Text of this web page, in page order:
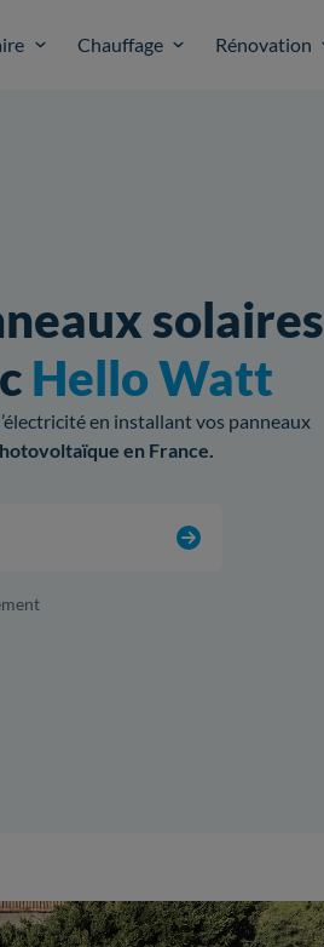
Chauffage Rénovation
solaires
Hello Watt
en installant vos panneaux
en France.